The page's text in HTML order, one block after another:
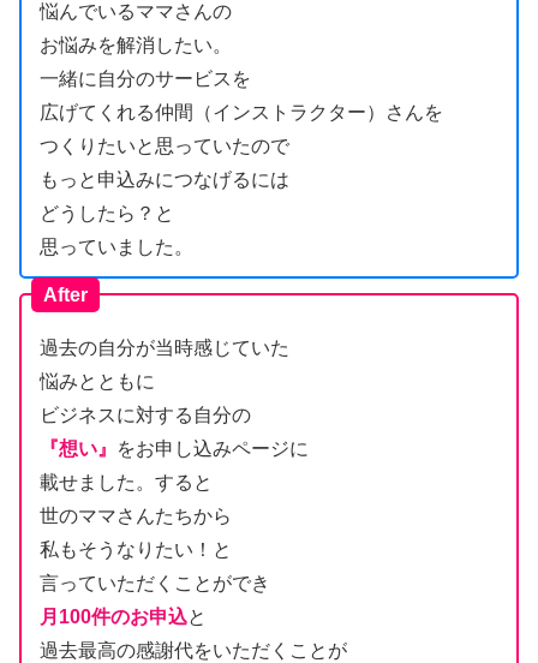
悩んでいるママさんの
お悩みを解消したい。
一緒に自分のサービスを
広げてくれる仲間（インストラクター）さんを
つくりたいと思っていたので
もっと申込みにつなげるには
どうしたら？と
思っていました。
After
過去の自分が当時感じていた
悩みとともに
ビジネスに対する自分の
『想い』
をお申し込みページに
載せました。すると
世のママさんたちから
私もそうなりたい！と
言っていただくことができ
月100件のお申込と
過去最高の感謝代をいただくことが